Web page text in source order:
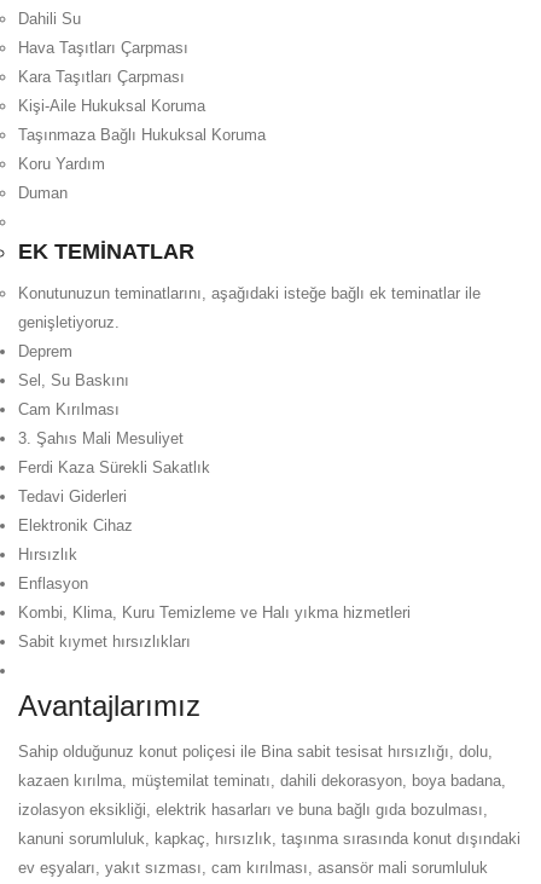
Dahili Su
Hava Taşıtları Çarpması
Kara Taşıtları Çarpması
Kişi-Aile Hukuksal Koruma
Taşınmaza Bağlı Hukuksal Koruma
Koru Yardım
Duman
EK TEMİNATLAR
Konutunuzun teminatlarını, aşağıdaki isteğe bağlı ek teminatlar ile
genişletiyoruz.
Deprem
Sel, Su Baskını
Cam Kırılması
3. Şahıs Mali Mesuliyet
Ferdi Kaza Sürekli Sakatlık
Tedavi Giderleri
Elektronik Cihaz
Hırsızlık
Enflasyon
Kombi, Klima, Kuru Temizleme ve Halı yıkma hizmetleri
Sabit kıymet hırsızlıkları
Avantajlarımız
Sahip olduğunuz konut poliçesi ile Bina sabit tesisat hırsızlığı, dolu,
kazaen kırılma, müştemilat teminatı, dahili dekorasyon, boya badana,
izolasyon eksikliği, elektrik hasarları ve buna bağlı gıda bozulması,
kanuni sorumluluk, kapkaç, hırsızlık, taşınma sırasında konut dışındaki
ev eşyaları, yakıt sızması, cam kırılması, asansör mali sorumluluk